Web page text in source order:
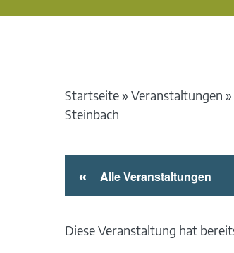
Startseite» Veranstaltungen »
Steinbach
« Alle Veranstaltungen
Diese Veranstaltung hat